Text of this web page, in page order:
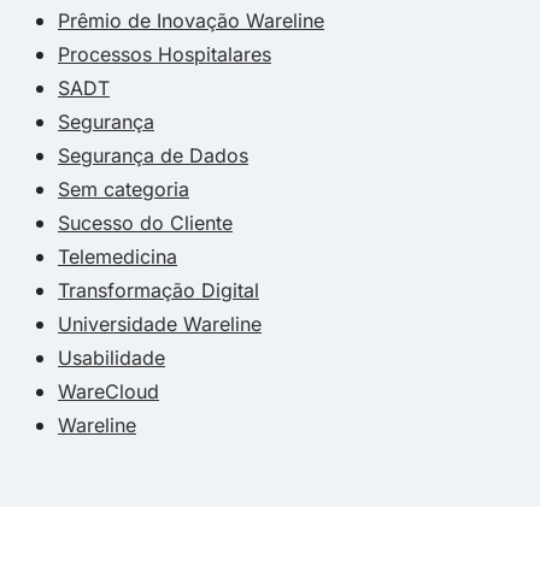
Prêmio de Inovação Wareline
Processos Hospitalares
SADT
Segurança
Segurança de Dados
Sem categoria
Sucesso do Cliente
Telemedicina
Transformação Digital
Universidade Wareline
Usabilidade
WareCloud
Wareline